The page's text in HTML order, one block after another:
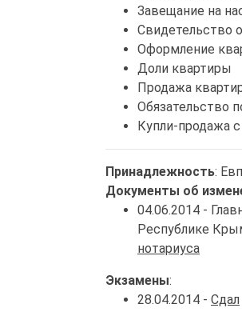
Завещание на
Свидетельство
Оформление
Доли квартиры
Продажа
Обязательство
Купли-продажа
Принадлежность:
Документы об
04.06.2014 -
Республике
нотариуса
Экзамены:
28.04.2014 - Сдал